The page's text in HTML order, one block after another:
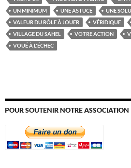
UN MINIMUM
UNE ASTUCE
UNE
VALEUR DU RÔLE À JOUER
VÉRIDIQUE
VILLAGE DU SAHEL
VOTRE ACTION
VOUÉ À L'ÉCHEC
POUR SOUTENIR NOTRE ASSOCIATION